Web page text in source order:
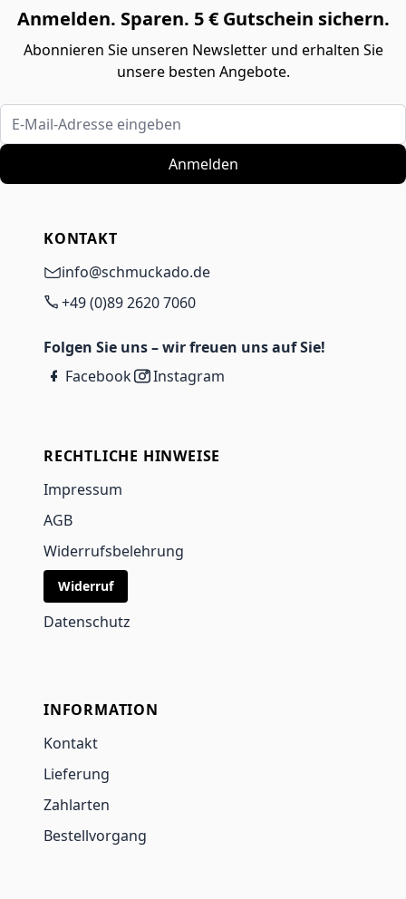
Anmelden. Sparen. 5 € Gutschein sichern.
Abonnieren Sie unseren Newsletter und erhalten Sie
unsere besten Angebote.
E-Mail-Adresse eingeben
Anmelden
KONTAKT
info@schmuckado.de
+49 (0)89 2620 7060
Folgen Sie uns – wir freuen uns auf Sie!
Facebook
Instagram
RECHTLICHE HINWEISE
Impressum
AGB
Widerrufsbelehrung
Widerruf
Datenschutz
INFORMATION
Kontakt
Lieferung
Zahlarten
Bestellvorgang